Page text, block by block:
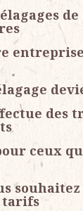
des
ceux
tarifs